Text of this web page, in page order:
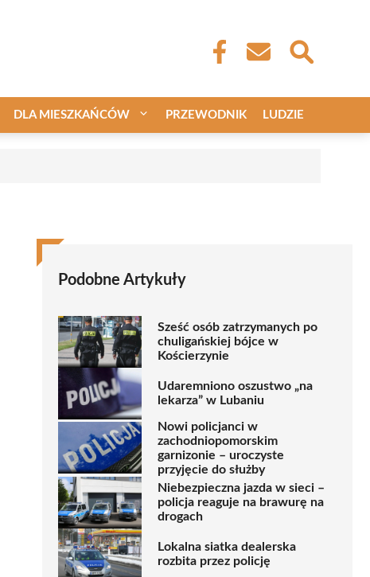
DLA MIESZKAŃCÓW PRZEWODNIK LUDZIE
Podobne Artykuły
Sześć osób zatrzymanych po
chuligańskiej bójce w
Kościerzynie
Udaremniono oszustwo „na
lekarza” w Lubaniu
Nowi policjanci w
zachodniopomorskim
garnizonie – uroczyste
przyjęcie do służby
Niebezpieczna jazda w sieci –
policja reaguje na brawurę na
drogach
Lokalna siatka dealerska
rozbita przez policję